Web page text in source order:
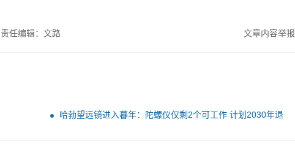
责任编辑：文路 文章内容举报
哈勃望远镜进入暮年：陀螺仪仅剩2个可工作 计划2030年退